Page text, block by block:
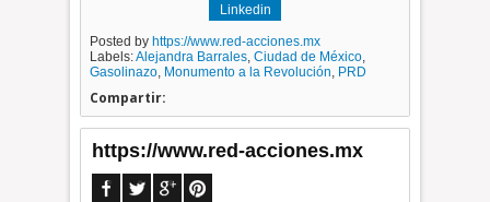
Linkedin
Posted by https://www.red-acciones.mx
Labels:Alejandra Barrales,Ciudad de México,
Gasolinazo, Monumento a la Revolución, PRD
Compartir:
https://www.red-acciones.mx